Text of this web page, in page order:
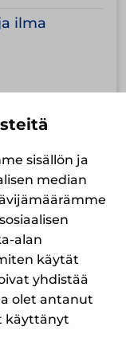
sisällön ja
median
alan
käytät
yhdistää
olet antanut
käyttänyt
ilma